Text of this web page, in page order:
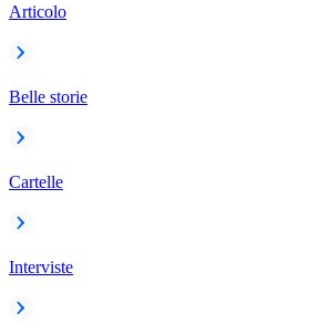
Articolo
Belle storie
Cartelle
Interviste